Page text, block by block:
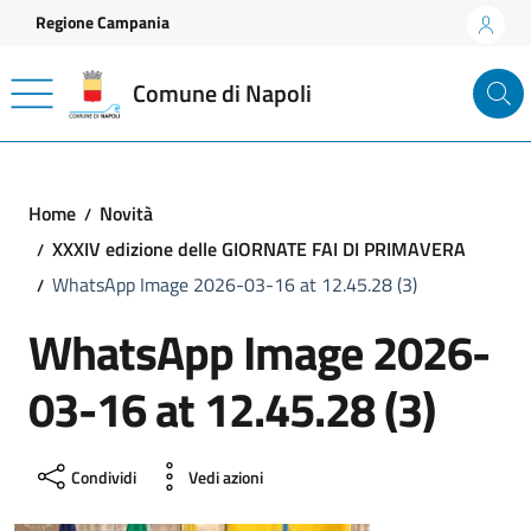
Vai ai contenuti
Vai al footer
Regione Campania
Comune di Napoli
Home
Novità
XXXIV edizione delle GIORNATE FAI DI PRIMAVERA
WhatsApp Image 2026-03-16 at 12.45.28 (3)
WhatsApp Image 2026-
03-16 at 12.45.28 (3)
Condividi Vedi azioni